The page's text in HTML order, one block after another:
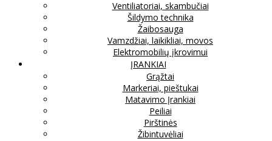
Ventiliatoriai, skambučiai
Šildymo technika
Žaibosauga
Vamzdžiai, laikikliai, movos
Elektromobilių įkrovimui
ĮRANKIAI
Grąžtai
Markeriai, pieštukai
Matavimo Įrankiai
Peiliai
Pirštinės
Žibintuvėliai